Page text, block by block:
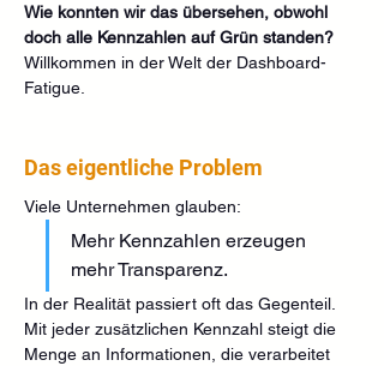
Wie konnten wir das übersehen, obwohl
doch alle Kennzahlen auf Grün standen?
Willkommen in der Welt der Dashboard-
Fatigue.
Das eigentliche Problem
Viele Unternehmen glauben:
Mehr Kennzahlen erzeugen
mehr Transparenz.
In der Realität passiert oft das Gegenteil.
Mit jeder zusätzlichen Kennzahl steigt die
Menge an Informationen, die verarbeitet